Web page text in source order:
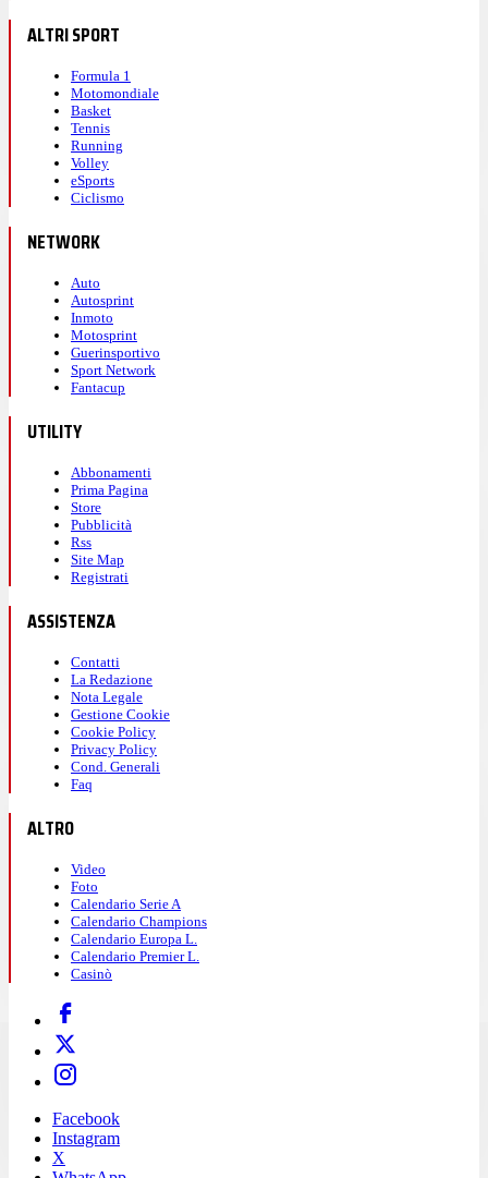
ALTRI SPORT
Formula 1
Motomondiale
Basket
Tennis
Running
Volley
eSports
Ciclismo
NETWORK
Auto
Autosprint
Inmoto
Motosprint
Guerinsportivo
Sport Network
Fantacup
UTILITY
Abbonamenti
Prima Pagina
Store
Pubblicità
Rss
Site Map
Registrati
ASSISTENZA
Contatti
La Redazione
Nota Legale
Gestione Cookie
Cookie Policy
Privacy Policy
Cond. Generali
Faq
ALTRO
Video
Foto
Calendario Serie A
Calendario Champions
Calendario Europa L.
Calendario Premier L.
Casinò
Facebook
Instagram
X